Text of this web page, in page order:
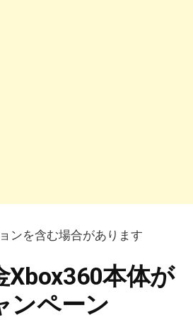
ンを含む場合があります
Xbox360本体が
ンペーン